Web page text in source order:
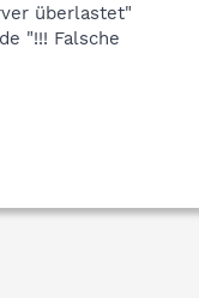
überlastet"
"!!! Falsche